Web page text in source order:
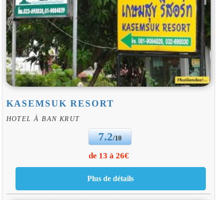
KASEMSUK RESORT
HOTEL À BAN KRUT
7.2/10
de 13 à 26€